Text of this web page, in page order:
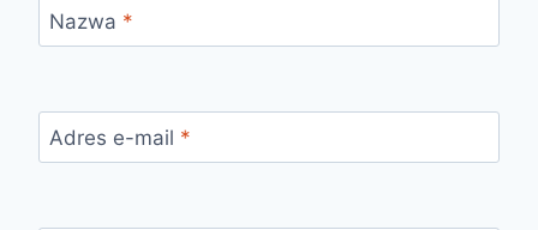
Nazwa *
Adres e-mail *